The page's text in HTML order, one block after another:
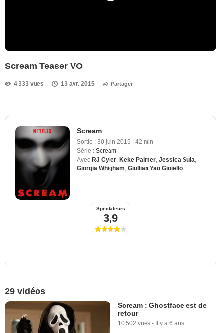
Scream Teaser VO
4 333 vues 13 avr. 2015 Partager
Scream
Sortie : 30 juin 2015 | 42 min
Série : Scream
Avec RJ Cyler Keke Palmer Jessica Sula
Giorgia Whigham Giullian Yao Gioiello
Spectateurs
3,9
29 vidéos
Scream : Ghostface est de
retour
10 502 vues - Il y a 6 ans